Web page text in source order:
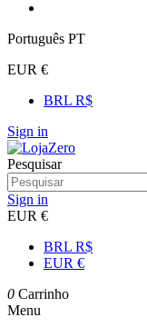
Português PT
EUR €
BRL R$
Sign in
Pesquisar
Sign in
EUR €
BRL R$
EUR €
0 Carrinho
Menu